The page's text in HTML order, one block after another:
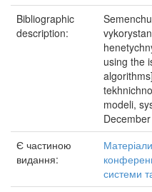
Bibliographic
description:
using the
modeli,
Є частиною
видання:
системи